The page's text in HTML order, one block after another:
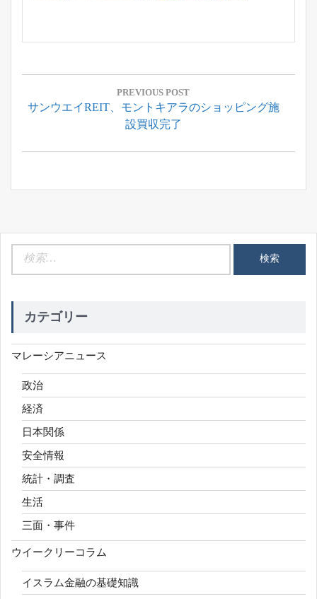
投
ナ
ゲ
シ
ン
PREVIOUS POST
Previous
サンウエイREIT、モントキアラのショッピング施
設買収完了
カテゴリー
マレーシアニュース
政治
経済
日本関係
安全情報
統計・調査
生活
三面・事件
ウイークリーコラム
イスラム金融の基礎知識